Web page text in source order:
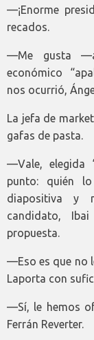
—¡Enorme
recados.
—Me gusta
económico
nos ocurrió,
La jefa de
gafas de pasta.
—Vale, elegida
punto: quién
diapositiva y
candidato,
propuesta.
—Eso es que no
Laporta con
—Sí, le hemos
Ferrán Reverter.